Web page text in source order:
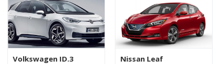
Volkswagen ID.3 Nissan Leaf